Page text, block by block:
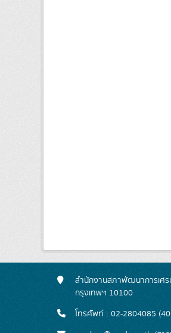
สำนักงานสภาพัฒนาการเศร
กรุงเทพฯ 10100
โทรศัพท์ : 02-2804085